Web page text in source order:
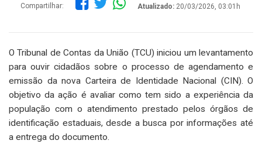
Compartilhar: Atualizado: 20/03/2026, 03:01h
O Tribunal de Contas da União (TCU) iniciou um levantamento
para ouvir cidadãos sobre o processo de agendamento e
emissão da nova Carteira de Identidade Nacional (CIN). O
objetivo da ação é avaliar como tem sido a experiência da
população com o atendimento prestado pelos órgãos de
identificação estaduais, desde a busca por informações até
a entrega do documento.